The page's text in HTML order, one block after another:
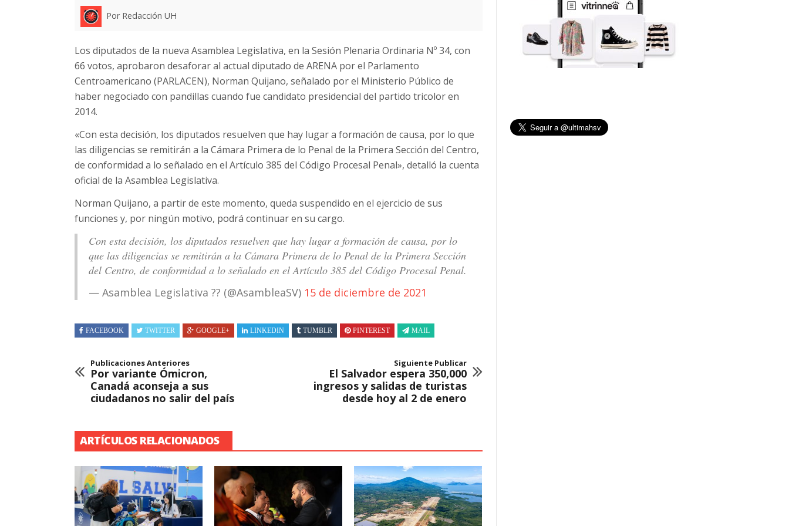
Por Redacción UH
Los diputados de la nueva Asamblea Legislativa, en la Sesión Plenaria Ordinaria Nº 34, con
66 votos, aprobaron desaforar al actual diputado de ARENA por el Parlamento
Centroamericano (PARLACEN), Norman Quijano, señalado por el Ministerio Público de
haber negociado con pandillas cuando fue candidato presidencial del partido tricolor en
2014.
«Con esta decisión, los diputados resuelven que hay lugar a formación de causa, por lo que
las diligencias se remitirán a la Cámara Primera de lo Penal de la Primera Sección del Centro,
de conformidad a lo señalado en el Artículo 385 del Código Procesal Penal», detalló la cuenta
oficial de la Asamblea Legislativa.
Norman Quijano, a partir de este momento, queda suspendido en el ejercicio de sus
funciones y, por ningún motivo, podrá continuar en su cargo.
Con esta decisión, los diputados resuelven que hay lugar a formación de causa, por lo
que las diligencias se remitirán a la Cámara Primera de lo Penal de la Primera Sección
del Centro, de conformidad a lo señalado en el Artículo 385 del Código Procesal Penal.
— Asamblea Legislativa ?? (@AsambleaSV) 15 de diciembre de 2021
FACEBOOK TWITTER GOOGLE+ LINKEDIN TUMBLR PINTEREST MAIL
Publicaciones Anteriores
Por variante Ómicron,
Canadá aconseja a sus
ciudadanos no salir del país
Siguiente Publicar
El Salvador espera 350,000
ingresos y salidas de turistas
desde hoy al 2 de enero
ARTÍCULOS RELACIONADOS